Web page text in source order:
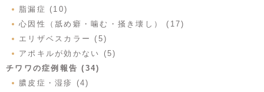
脂漏症 (10)
心因性（舐め癖・噛む・掻き壊し） (17)
エリザベスカラー (5)
アポキルが効かない (5)
チワワの症例報告 (34)
膿皮症・湿疹 (4)